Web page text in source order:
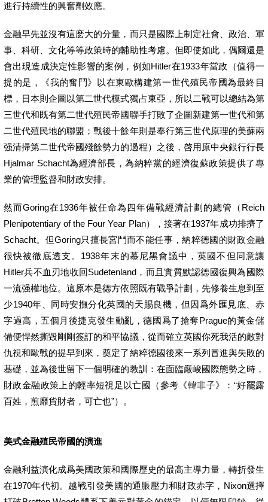
進行持續性的興奮劑效應。
金融早先並沒有這麽大的分量，而只是國際上制定社會、政治、軍
事、科研、文化等等政策時的輔助性考慮。但即使如此，偶爾還是
會出現造成決定性影響的案例，例如Hitler在1933年當政（值得一
提的是，《我的奮鬥》以在東歐構建第一世代殖民帝國為最終目
標，日本則企圖以第二世代模式獨占東亞，所以二戰可以總結為第
三世代和既有第二世代殖民帝國聯手打敗了企圖新建第一世代和第
二世代殖民地的聯盟；戰後十餘年則是奉行第三世代原理的美蘇兩
强清掃第二世代帝國殘餘勢力的過程）之後，啓用原中央銀行行長
Hjalmar Schacht為經濟部長，為納粹黨的經濟復蘇政策提供了專
業的管理監督和財政安排。
然而Goring在1936年被任命為四年備戰經濟計劃的總管（Reich
Plenipotentiary of the Four Year Plan），接著在1937年成功排擠了
Schacht。但Goring只擅長宮鬥而不能任事，納粹德國的財政金融
很快被徹底透支。1938年末的慕尼黑會議中，英國不但同意讓
Hitler兵不血刃地收回Sudetenland，而且實質默認德國復興為國際
一流强權地位。這原本是德方依照既有戰爭計劃，先修養生息到至
少1940年、同時安撫分化英國的天賜良機，但因爲外匯見底、赤
字過高，五個月後捷克發生動亂，德國爲了搶奪Prague的黃金儲
備便悍然撕毀剛剛簽訂的和平協議，從而確立英國你死我活的敵對
仇視和歐戰的提早到來，奠定了納粹德國後來一系列冒進與失敗的
基礎，並為後世留下一個明確的教訓：在面臨嚴峻國際態勢之時，
財政金融政策上的輕率短視足以亡國（參考《韓非子》：“好罷露
百姓，煎靡貨財者，可亡也”）。
美式金融殖民帝國的演進
金融利益演化成爲美國政策和國際歷史的最高主導力量，轉折發生
在1970年代初。越戰引發美國的通脹壓力和財政赤字，Nixon選擇